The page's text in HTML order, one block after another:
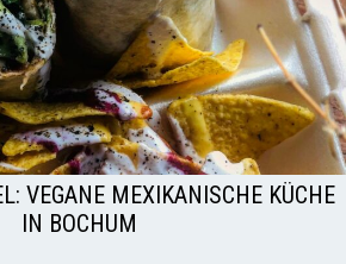
VEGANE MEXIKANISCHE KÜCHE
IN BOCHUM